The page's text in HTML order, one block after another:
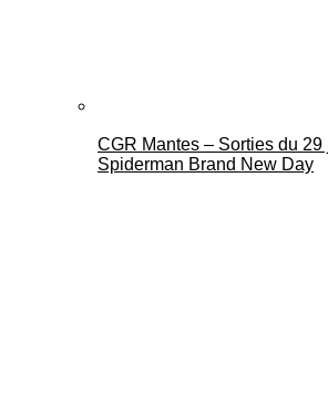
CGR Mantes – Sorties du 29
Spiderman Brand New Day